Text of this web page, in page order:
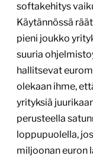
softakehitys
Käytännössä
pieni joukko
suuria
hallitsevat
olekaan ihme,
yrityksiä
perusteella
loppupuolella,
miljoonan euron